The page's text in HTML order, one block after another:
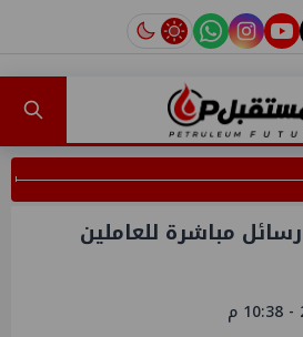
youtube
instagram
tiktok
مباشرة للعاملين